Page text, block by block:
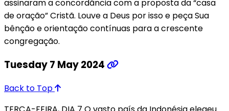
assinaram a concordância com a proposta da “casa
de oração” Cristã. Louve a Deus por isso e peça Sua
bênção e orientação contínuas para a crescente
congregação.
Tuesday 7 May 2024
Back to Top